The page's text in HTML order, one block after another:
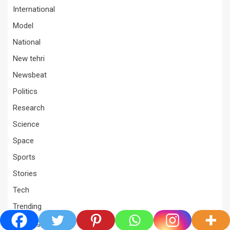
International
Model
National
New tehri
Newsbeat
Politics
Research
Science
Space
Sports
Stories
Tech
Trending
Uncategorized